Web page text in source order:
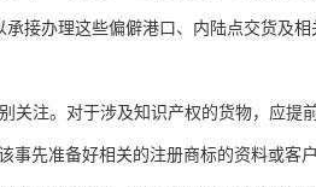
接办理这些偏僻港口、内陆点交货及
关注。对于涉及知识产权的货物，应提
事先准备好相关的注册商标的资料或客